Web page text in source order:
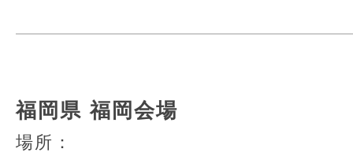
福岡県 福岡会場
場所：